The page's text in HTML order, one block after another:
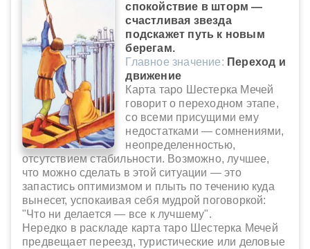
спокойствие в шторм —
счастливая звезда
подскажет путь к новым
берегам.
Главное значение: Переход и
движение
Карта таро Шестерка Мечей
говорит о переходном этапе,
со всеми присущими ему
недостатками — сомнениями,
неопределенностью,
отсутствием стабильности. Возможно, лучшее,
что можно сделать в этой ситуации — это
запастись оптимизмом и плыть по течению куда
вынесет, успокаивая себя мудрой поговоркой:
"Что ни делается — все к лучшему".
Нередко в раскладе карта таро Шестерка Мечей
предвещает переезд, туристические или деловые